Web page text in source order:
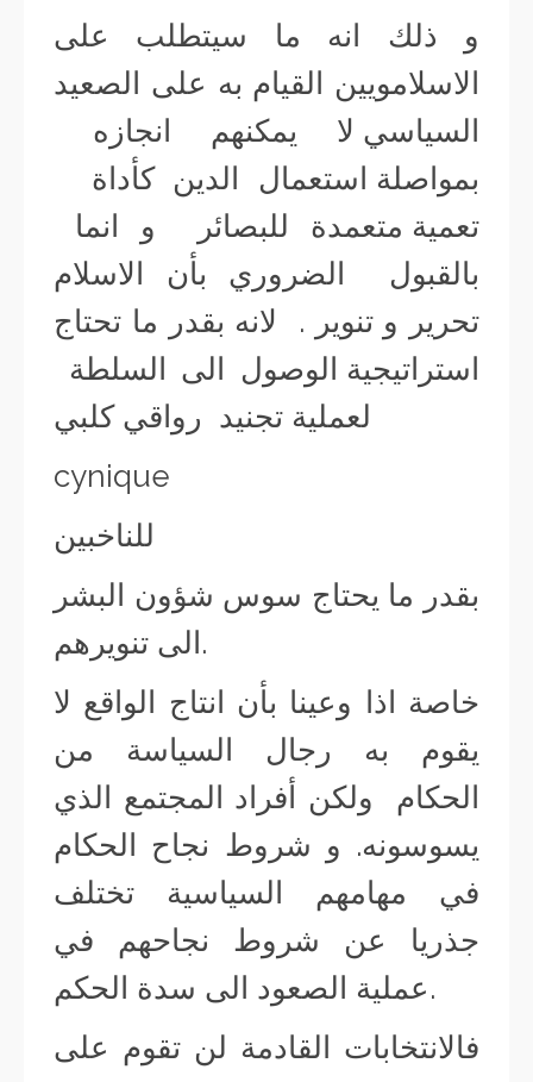
و ذلك انه ما سيتطلب على
الاسلامويين القيام به على الصعيد
السياسي لا يمكنهم انجازه
بمواصلة استعمال الدين كأداة
تعمية متعمدة للبصائر و انما
بالقبول الضروري بأن الاسلام
تحرير و تنوير . لانه بقدر ما تحتاج
استراتيجية الوصول الى السلطة
لعملية تجنيد رواقي كلبي
cynique
للناخبين
بقدر ما يحتاج سوس شؤون البشر
الى تنويرهم.
خاصة اذا وعينا بأن انتاج الواقع لا
يقوم به رجال السياسة من
الحكام ولكن أفراد المجتمع الذي
يسوسونه. و شروط نجاح الحكام
في مهامهم السياسية تختلف
جذريا عن شروط نجاحهم في
عملية الصعود الى سدة الحكم.
فالانتخابات القادمة لن تقوم على